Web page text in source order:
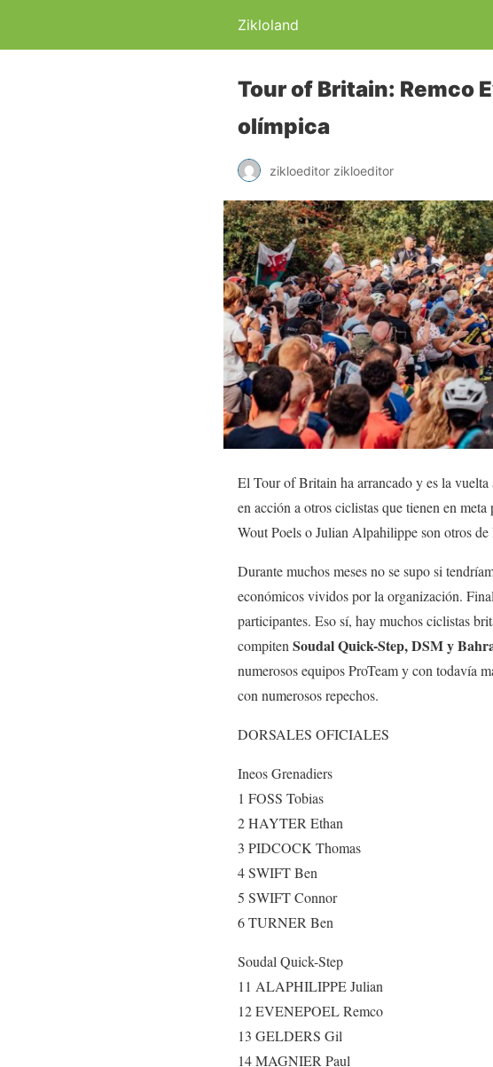
Zikloland
Tour of Britain: Remco
olímpica
zikloeditor zikloeditor
El Tour of Britain ha arrancado y es la
en acción a otros ciclistas que tienen en
Wout Poels o Julian Alpahilippe son otros de
Durante muchos meses no se supo si
económicos vividos por la organización.
participantes. Eso sí, hay muchos ciclistas
compiten Soudal Quick-Step, DSM y
numerosos equipos ProTeam y con todavía
con numerosos repechos.
DORSALES OFICIALES
Ineos Grenadiers
1 FOSS Tobias
2 HAYTER Ethan
3 PIDCOCK Thomas
4 SWIFT Ben
5 SWIFT Connor
6 TURNER Ben
Soudal Quick-Step
11 ALAPHILIPPE Julian
12 EVENEPOEL Remco
13 GELDERS Gil
14 MAGNIER Paul